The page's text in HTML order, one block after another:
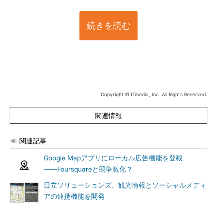
続きを読む
Copyright © ITmedia, Inc. All Rights Reserved.
関連情報
関連記事
Google Mapアプリにローカル広告機能を登載
――Foursquareと競争激化？
日立ソリューションズ、観光情報とソーシャルメディ
アの連携機能を開発